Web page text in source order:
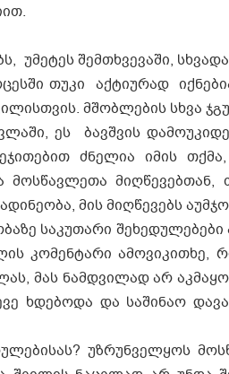
შემთხვევაში,
თუკი აქტიურად
მშობლების სხვა
ეს ბავშვის
ძნელია იმის
მიღწევებთან,
მის მიღწევებს
საკუთარი შეხედულებები
კომენტარი ამოვიკითხე,
მას ნამდვილად არ
ხდებოდა და საშინაო
უზრუნველყოს